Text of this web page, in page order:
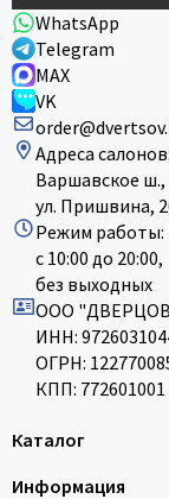
WhatsApp
Telegram
MAX
VK
Адреса салонов:
Варшавское ш.,
ул. Пришвина,
Режим работы:
с 10:00 до 20:00,
без выходных
ООО
ИНН:
ОГРН:
КПП: 772601001
Каталог
Информация